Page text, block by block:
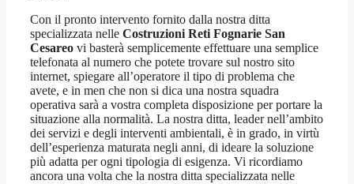
Con il pronto intervento fornito dalla nostra ditta
specializzata nelle Costruzioni Reti Fognarie San
Cesareo vi basterà semplicemente effettuare una semplice
telefonata al numero che potete trovare sul nostro sito
internet, spiegare all’operatore il tipo di problema che
avete, e in men che non si dica una nostra squadra
operativa sarà a vostra completa disposizione per portare la
situazione alla normalità. La nostra ditta, leader nell’ambito
dei servizi e degli interventi ambientali, è in grado, in virtù
dell’esperienza maturata negli anni, di ideare la soluzione
più adatta per ogni tipologia di esigenza. Vi ricordiamo
ancora una volta che la nostra ditta specializzata nelle